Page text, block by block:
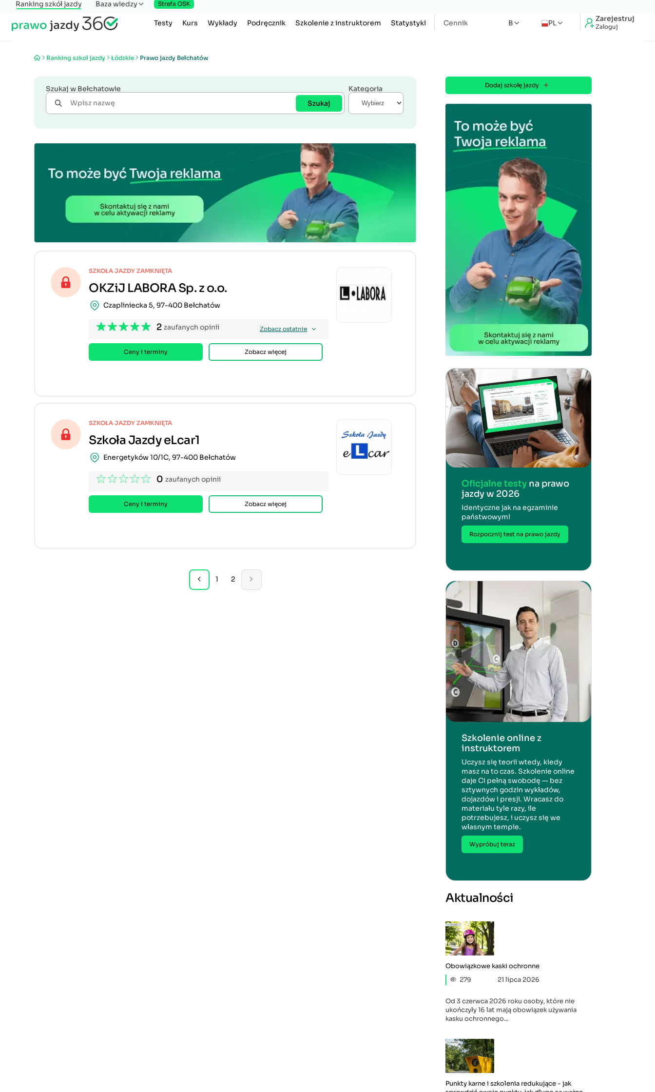
Zarejestruj
Zaloguj
PL
Testy Kurs Wykłady Podręcznik Szkolenie z instruktorem Statystyki Cennik B
Ranking szkół jazdy Baza wiedzy Strefa OSK
Ranking szkoł jazdy Łódzkie Prawo jazdy Bełchatów
Szukaj w Bełchatowie
Szukaj
Kategoria
OKZiJ LABORA Sp. z o.o.
SZKOŁA JAZDY ZAMKNIĘTA
2 zaufanych opinii Zobacz ostatnie
Czapliniecka 5, 97-400 Bełchatów
Ceny i terminy Zobacz więcej
Szkoła Jazdy eLcar1
SZKOŁA JAZDY ZAMKNIĘTA
0 zaufanych opinii
Energetyków 10/1C, 97-400 Bełchatów
Ceny i terminy Zobacz więcej
1 2
Dodaj szkołę jazdy
Oficjalne testy na prawo
jazdy w 2026
Identyczne jak na egzaminie
państwowym!
Rozpocznij test na prawo jazdy
Szkolenie online z
instruktorem
Uczysz się teorii wtedy, kiedy
masz na to czas. Szkolenie online
daje Ci pełną swobodę — bez
sztywnych godzin wykładów,
dojazdów i presji. Wracasz do
materiału tyle razy, ile
potrzebujesz, i uczysz się we
własnym tempie.
Wypróbuj teraz
Aktualności
Obowiązkowe kaski ochronne
279
21 lipca 2026
Od 3 czerwca 2026 roku osoby, które nie
ukończyły 16 lat mają obowiązek używania
kasku ochronnego...
Punkty karne i szkolenia redukujące - jak